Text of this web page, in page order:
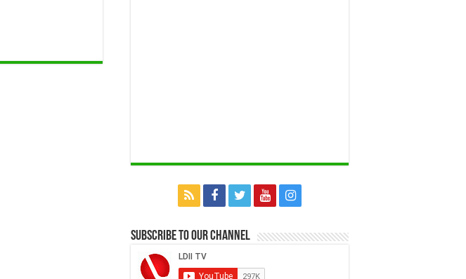
Subscribe to our Channel